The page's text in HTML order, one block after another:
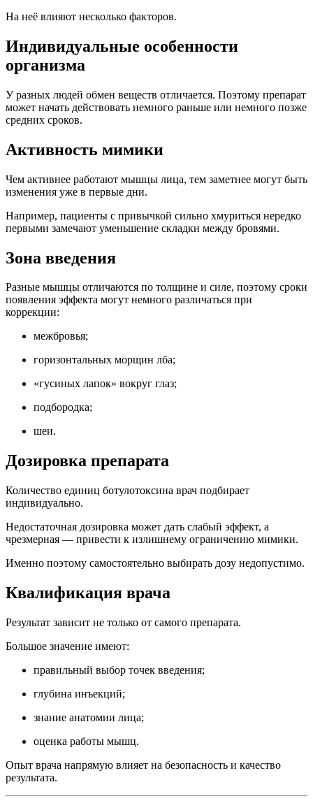
На неё влияют несколько факторов.
Индивидуальные особенности
организма
У разных людей обмен веществ отличается. Поэтому препарат
может начать действовать немного раньше или немного позже
средних сроков.
Активность мимики
Чем активнее работают мышцы лица, тем заметнее могут быть
изменения уже в первые дни.
Например, пациенты с привычкой сильно хмуриться нередко
первыми замечают уменьшение складки между бровями.
Зона введения
Разные мышцы отличаются по толщине и силе, поэтому сроки
появления эффекта могут немного различаться при
коррекции:
межбровья;
горизонтальных морщин лба;
«гусиных лапок» вокруг глаз;
подбородка;
шеи.
Дозировка препарата
Количество единиц ботулотоксина врач подбирает
индивидуально.
Недостаточная дозировка может дать слабый эффект, а
чрезмерная — привести к излишнему ограничению мимики.
Именно поэтому самостоятельно выбирать дозу недопустимо.
Квалификация врача
Результат зависит не только от самого препарата.
Большое значение имеют:
правильный выбор точек введения;
глубина инъекций;
знание анатомии лица;
оценка работы мышц.
Опыт врача напрямую влияет на безопасность и качество
результата.